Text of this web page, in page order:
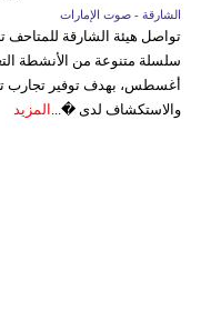
الشارقة - صوت الإمارات
سلسلة متنوعة من الأنشطة
أغسطس، بهدف توفير تجارب
والاستكشاف لدى �... المزيد